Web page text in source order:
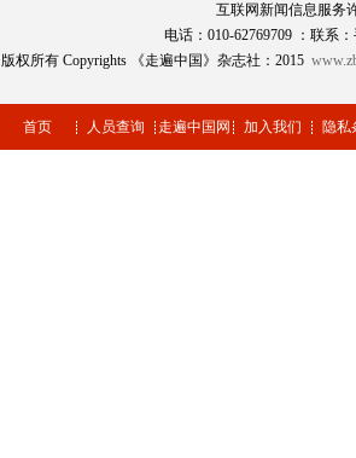
互联网新闻信息服务
电话：010-62769709 ：联系
版权所有 Copyrights 《走遍中国》杂志社：2015
首页 人员查询 走遍中国网 加入我们 隐私